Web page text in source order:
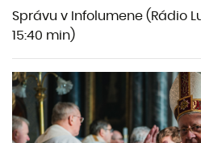
Správu v Infolumene (Rádio
15:40 min)